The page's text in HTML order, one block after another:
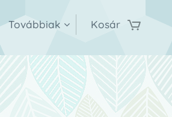
Továbbiak Kosár